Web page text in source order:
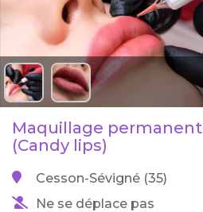
Maquillage permanent
(Candy lips)
Cesson-Sévigné (35)
Ne se déplace pas